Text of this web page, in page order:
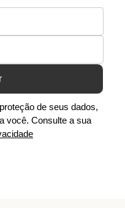
de seus dados,
você. Consulte a sua